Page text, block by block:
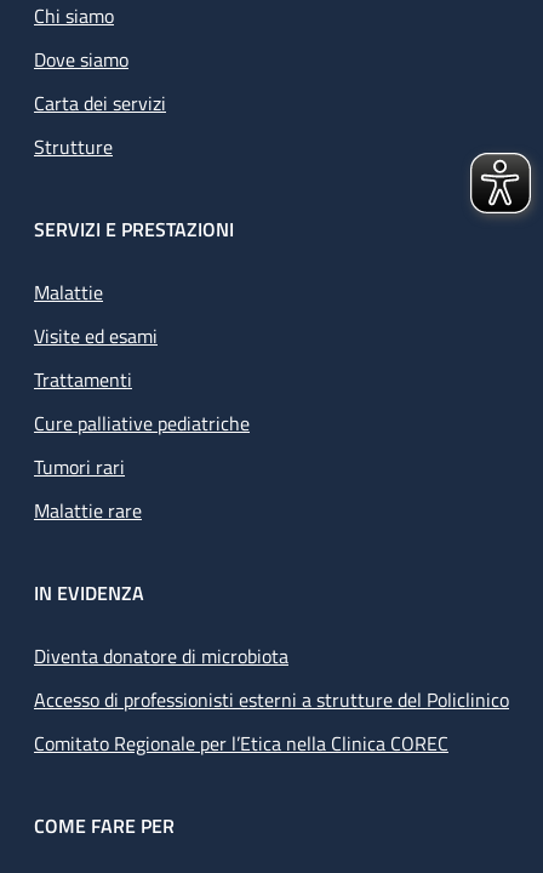
Chi siamo
Dove siamo
Carta dei servizi
Strutture
SERVIZI E PRESTAZIONI
Malattie
Visite ed esami
Trattamenti
Cure palliative pediatriche
Tumori rari
Malattie rare
IN EVIDENZA
Diventa donatore di microbiota
Accesso di professionisti esterni a strutture del Policlinico
Comitato Regionale per l’Etica nella Clinica COREC
COME FARE PER